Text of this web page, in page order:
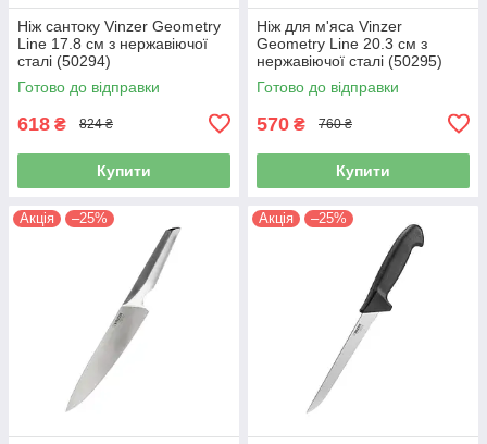
Ніж сантоку Vinzer Geometry
Line 17.8 см з нержавіючої
сталі (50294)
Готово до відправки
618 ₴ 824 ₴
Купити
Ніж для м'яса Vinzer
Geometry Line 20.3 см з
нержавіючої сталі (50295)
Готово до відправки
570 ₴ 760 ₴
Купити
Акція –25% Акція –25%